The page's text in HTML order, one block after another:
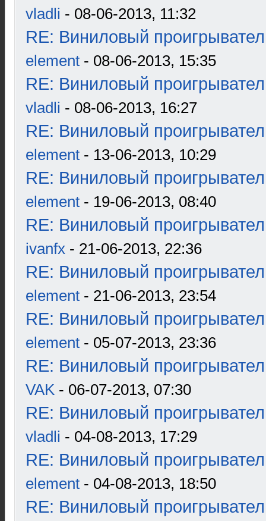
vladli - 08-06-2013, 11:32
RE: Виниловый
element - 08-06-2013, 15:35
RE: Виниловый
vladli - 08-06-2013, 16:27
RE: Виниловый
element - 13-06-2013, 10:29
RE: Виниловый
element - 19-06-2013, 08:40
RE: Виниловый
ivanfx - 21-06-2013, 22:36
RE: Виниловый
element - 21-06-2013, 23:54
RE: Виниловый
element - 05-07-2013, 23:36
RE: Виниловый
VAK - 06-07-2013, 07:30
RE: Виниловый
vladli - 04-08-2013, 17:29
RE: Виниловый
element - 04-08-2013, 18:50
RE: Виниловый